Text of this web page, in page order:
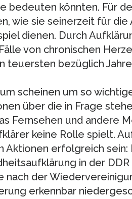
bedeuten könnten. Für
wie sie seinerzeit für die
dienen. Durch
von chronischen
teuersten bezüglich
scheinen um so
über die in Frage
Fernsehen und andere
keine Rolle spielt.
Aktionen erfolgreich sein:
in der
nach der
erkennbar